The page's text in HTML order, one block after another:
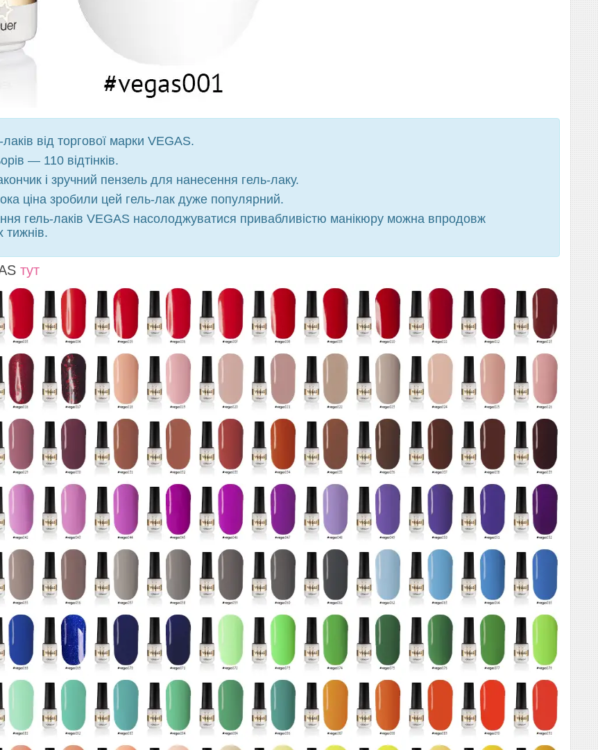
від торгової марки VEGAS.
— 110 відтінків.
і зручний пензель для нанесення гель-лаку.
ціна зробили цей гель-лак дуже популярний.
гель-лаків VEGAS насолоджуватися привабливістю манікюру можна впродовж
тут